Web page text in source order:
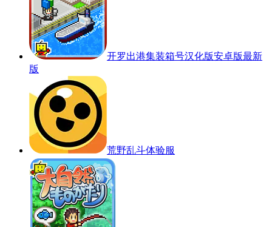
开罗出港集装箱号汉化版安卓版最新
版
荒野乱斗体验服